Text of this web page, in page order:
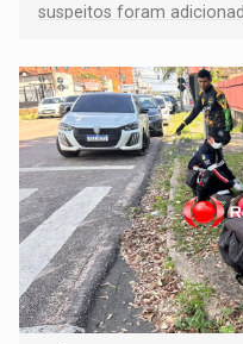
suspeitos foram
remover as contas